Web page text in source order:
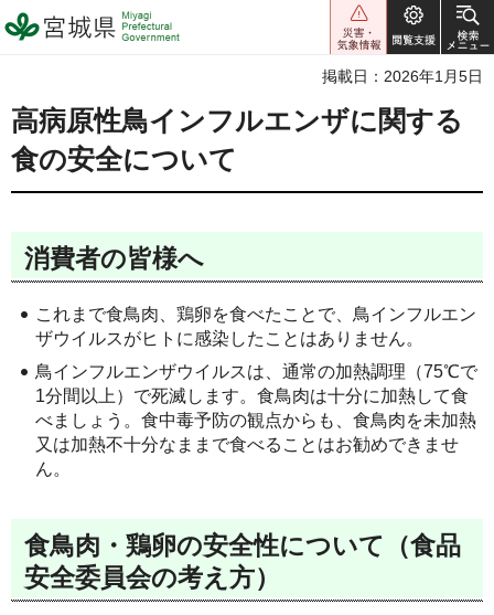
宮城県 Miyagi Prefectural
Government
掲載日：2026年1月5日
高病原性鳥インフルエンザに関する
食の安全について
消費者の皆様へ
これまで食鳥肉、鶏卵を食べたことで、鳥インフルエン
ザウイルスがヒトに感染したことはありません。
鳥インフルエンザウイルスは、通常の加熱調理（75℃で
1分間以上）で死滅します。食鳥肉は十分に加熱して食
べましょう。食中毒予防の観点からも、食鳥肉を未加熱
又は加熱不十分なままで食べることはお勧めできませ
ん。
食鳥肉・鶏卵の安全性について（食品
安全委員会の考え方）